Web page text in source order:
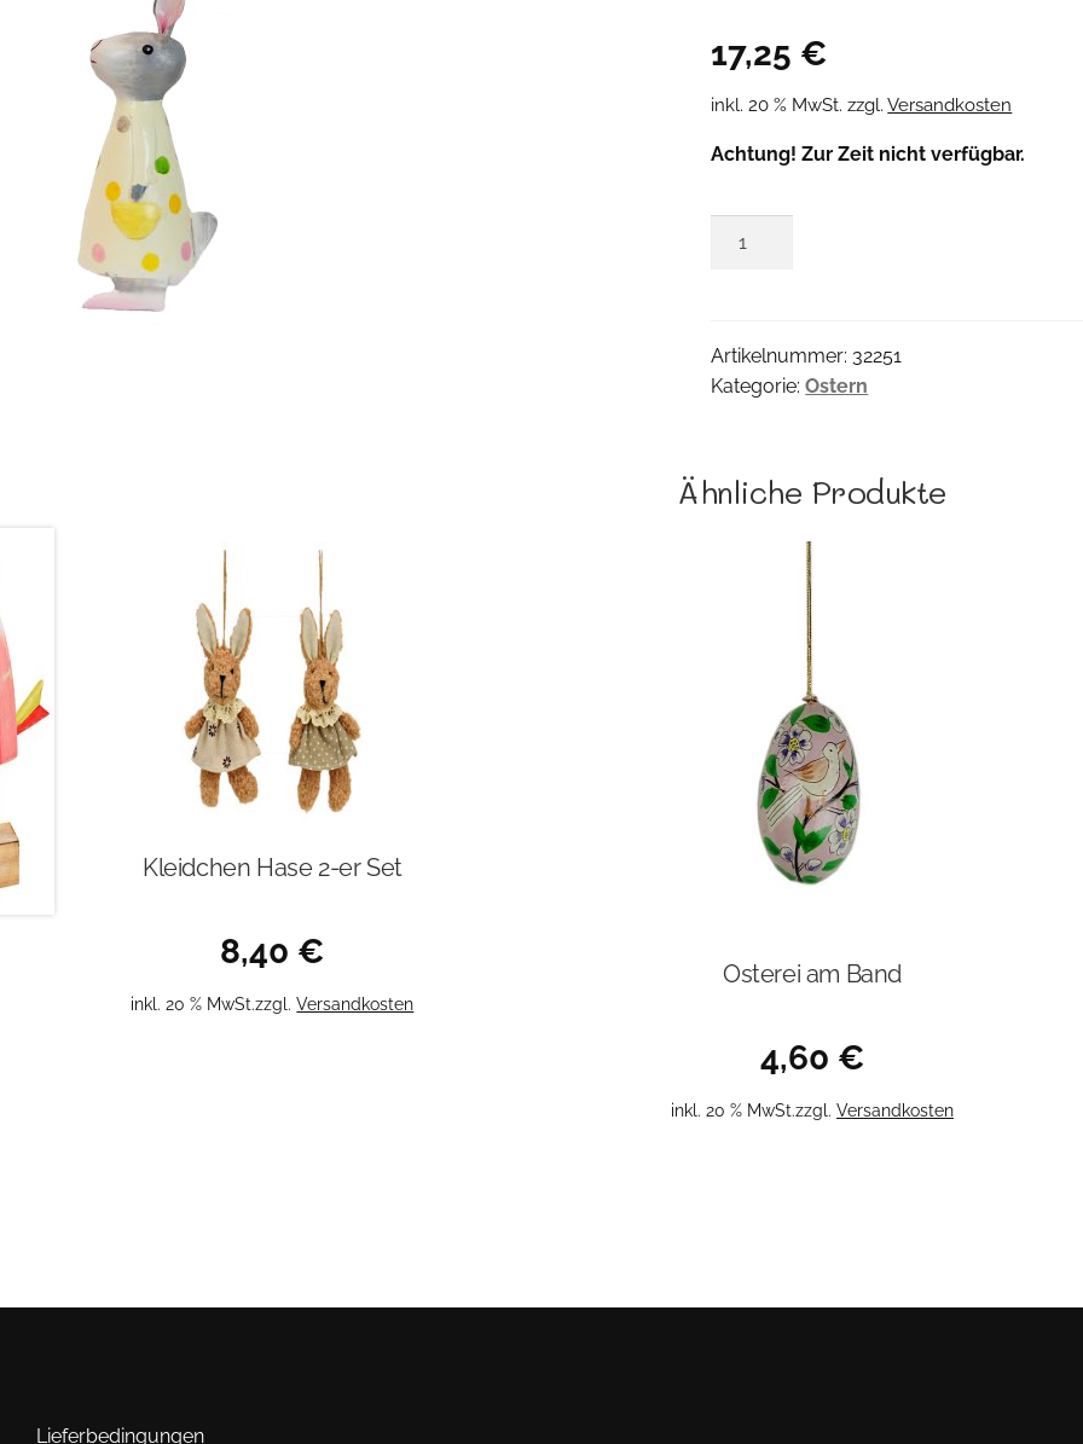
17,25 €
inkl. 20 % MwSt. zzgl.Versandkosten
Achtung! Zur Zeit nicht verfügbar.
Artikelnummer: 32251
Kategorie:Ostern
Ähnliche Produkte
Kleidchen Hase 2-er Set
8,40 €
inkl. 20 % MwSt.zzgl.Versandkosten
Osterei am Band
4,60 €
inkl. 20 % MwSt.zzgl. Versandkosten
Lieferbedingungen